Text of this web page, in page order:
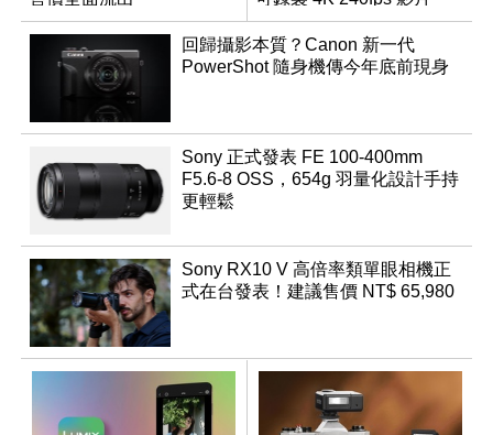
回歸攝影本質？Canon 新一代
PowerShot 隨身機傳今年底前現身
Sony 正式發表 FE 100-400mm
F5.6-8 OSS，654g 羽量化設計手持
更輕鬆
Sony RX10 V 高倍率類單眼相機正
式在台發表！建議售價 NT$ 65,980